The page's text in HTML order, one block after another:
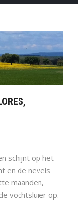
schijnt op het
en de nevels
maanden,
vochtsluier op.